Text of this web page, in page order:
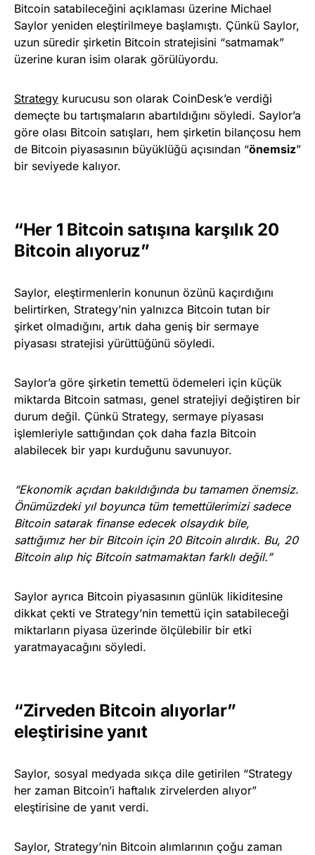
Bitcoin satabileceğini açıklaması üzerine Michael
Saylor yeniden eleştirilmeye başlamıştı. Çünkü Saylor,
uzun süredir şirketin Bitcoin stratejisini “satmamak”
üzerine kuran isim olarak görülüyordu.
Strategy kurucusu son olarak CoinDesk’e verdiği
demeçte bu tartışmaların abartıldığını söyledi. Saylor’a
göre olası Bitcoin satışları, hem şirketin bilançosu hem
de Bitcoin piyasasının büyüklüğü açısından “önemsiz”
bir seviyede kalıyor.
“Her 1 Bitcoin satışına karşılık 20
Bitcoin alıyoruz”
Saylor, eleştirmenlerin konunun özünü kaçırdığını
belirtirken, Strategy’nin yalnızca Bitcoin tutan bir
şirket olmadığını, artık daha geniş bir sermaye
piyasası stratejisi yürüttüğünü söyledi.
Saylor’a göre şirketin temettü ödemeleri için küçük
miktarda Bitcoin satması, genel stratejiyi değiştiren bir
durum değil. Çünkü Strategy, sermaye piyasası
işlemleriyle sattığından çok daha fazla Bitcoin
alabilecek bir yapı kurduğunu savunuyor.
“Ekonomik açıdan bakıldığında bu tamamen önemsiz.
Önümüzdeki yıl boyunca tüm temettülerimizi sadece
Bitcoin satarak finanse edecek olsaydık bile,
sattığımız her bir Bitcoin için 20 Bitcoin alırdık. Bu, 20
Bitcoin alıp hiç Bitcoin satmamaktan farklı değil.”
Saylor ayrıca Bitcoin piyasasının günlük likiditesine
dikkat çekti ve Strategy’nin temettü için satabileceği
miktarların piyasa üzerinde ölçülebilir bir etki
yaratmayacağını söyledi.
“Zirveden Bitcoin alıyorlar”
eleştirisine yanıt
Saylor, sosyal medyada sıkça dile getirilen “Strategy
her zaman Bitcoin’i haftalık zirvelerden alıyor”
eleştirisine de yanıt verdi.
Saylor, Strategy’nin Bitcoin alımlarının çoğu zaman